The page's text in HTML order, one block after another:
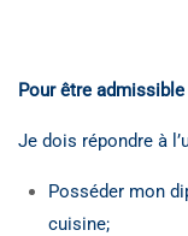
Pour être admissible
Je dois répondre à
Posséder mon
cuisine;